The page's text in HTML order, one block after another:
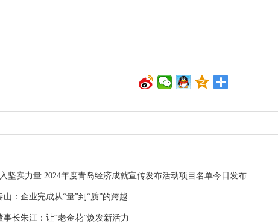
坚实力量 2024年度青岛经济成就宣传发布活动项目名单今日发布
：企业完成从“量”到“质”的跨越
长朱江：让“老金花”焕发新活力